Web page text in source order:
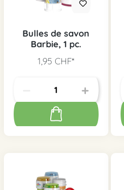
Bulles de savon
Barbie, 1 pc.
1,95 CHF*